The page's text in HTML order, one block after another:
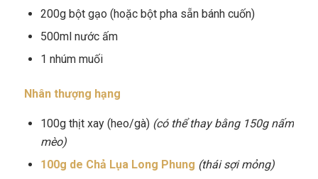
200g bột gạo (hoặc bột pha sẵn bánh cuốn)
500ml nước ấm
1 nhúm muối
Nhân thượng hạng
100g thịt xay (heo/gà) (có thể thay bằng 150g nấm
mèo)
100g de Chả Lụa Long Phung (thái sợi mỏng)